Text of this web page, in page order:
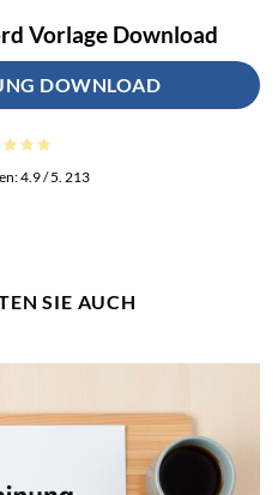
Vorlage Download
DOWNLOAD
4.9/ 5. 213
SIE AUCH